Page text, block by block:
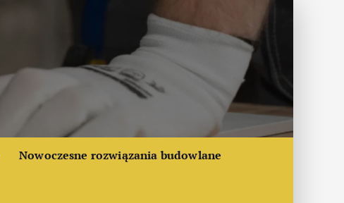
Nowoczesne rozwiązania budowlane